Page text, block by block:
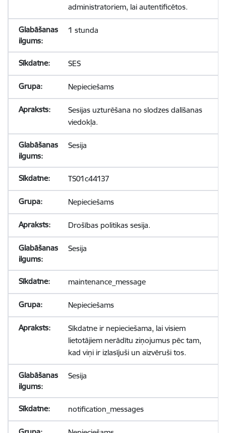
administratoriem, lai autentificētos.
1 stunda
SES
Nepieciešams
Sesijas uzturēšana no slodzes dalīšanas
viedokļa.
Sesija
TS01c44137
Nepieciešams
Drošības politikas sesija.
Sesija
maintenance_message
Nepieciešams
Sīkdatne ir nepieciešama, lai visiem
lietotājiem nerādītu ziņojumus pēc tam,
kad viņi ir izlasījuši un aizvēruši tos.
Sesija
notification_messages